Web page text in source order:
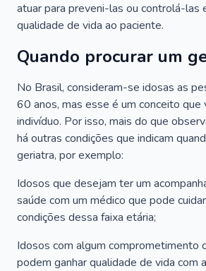
atuar para preveni-las ou controlá-las
qualidade de vida ao paciente.
Quando procurar um
No Brasil, consideram-se idosas as
60 anos, mas esse é um conceito que
indivíduo. Por isso, mais do que
há outras condições que indicam
geriatra, por exemplo:
Idosos que desejam ter um
saúde com um médico que pode
condições dessa faixa etária;
Idosos com algum comprometimento
podem ganhar qualidade de vida com